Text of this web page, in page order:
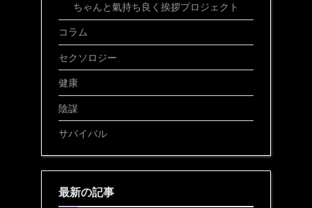
ちゃんと氣持ち良く挨拶プロジェクト
コラム
セクソロジー
健康
陰謀
サバイバル
最新の記事